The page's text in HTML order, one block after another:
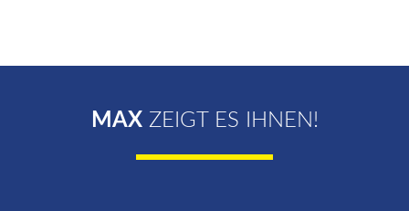
MAXZEIGT ES IHNEN!